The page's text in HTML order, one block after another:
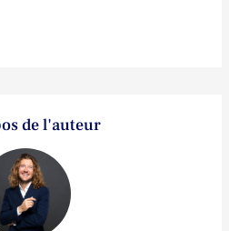
de l'auteur